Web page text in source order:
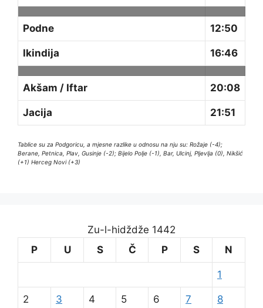
Podne 12:50
Ikindija 16:46
Akšam / Iftar 20:08
Jacija 21:51
Tablice su za Podgoricu, a mjesne razlike u odnosu na nju su: Rožaje (-4);
Berane, Petnica, Plav, Gusinje (-2); Bijelo Polje (-1), Bar, Ulcinj, Pljevlja (0), Nikšić
(+1) Herceg Novi (+3)
Zu-l-hidždže 1442
P
U S Č P S N
1
2 3 4 5 6 7 8